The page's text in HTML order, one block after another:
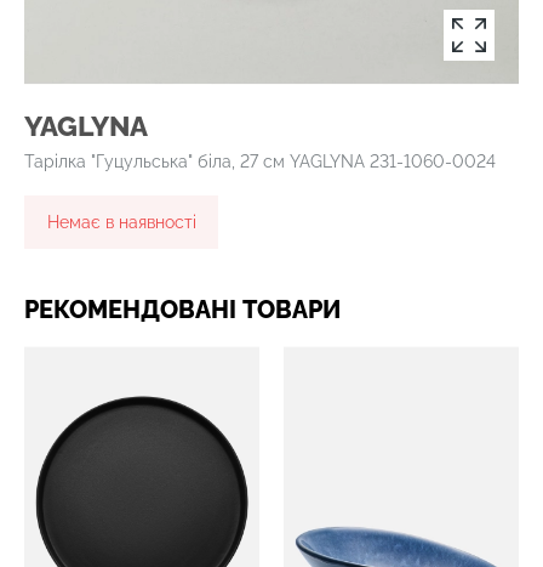
YAGLYNA
Тарілка "Гуцульська" біла, 27 см YAGLYNA 231-1060-0024
Немає в наявності
РЕКОМЕНДОВАНІ ТОВАРИ